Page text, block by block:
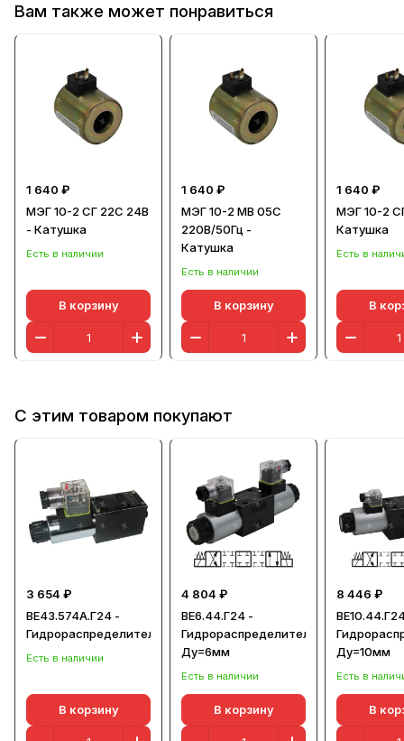
Вам также может понравиться
1 640 ₽
МЭГ 10-2 СГ 22С 24В
- Катушка
Есть в наличии
В корзину
1 640 ₽
МЭГ 10-2 МВ 05С
220В/50Гц -
Катушка
Есть в наличии
В корзину
1 640 ₽
МЭГ 10-2
Катушка
Есть в
В
С этим товаром покупают
3 654 ₽
ВЕ43.574А.Г24 -
Гидрораспределитель
Есть в наличии
В корзину
4 804 ₽
ВЕ6.44.Г24 -
Гидрораспределитель,
Ду=6мм
Есть в наличии
В корзину
8 446 ₽
Ду=10мм
Есть в
В